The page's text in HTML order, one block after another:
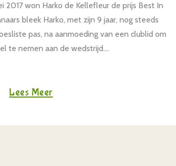
2017 won Harko de Kellefleur de prijs Best In
bleek Harko, met zijn 9 jaar, nog steeds
pas, na aanmoeding van een clublid om
te nemen aan de wedstrijd....
Lees Meer